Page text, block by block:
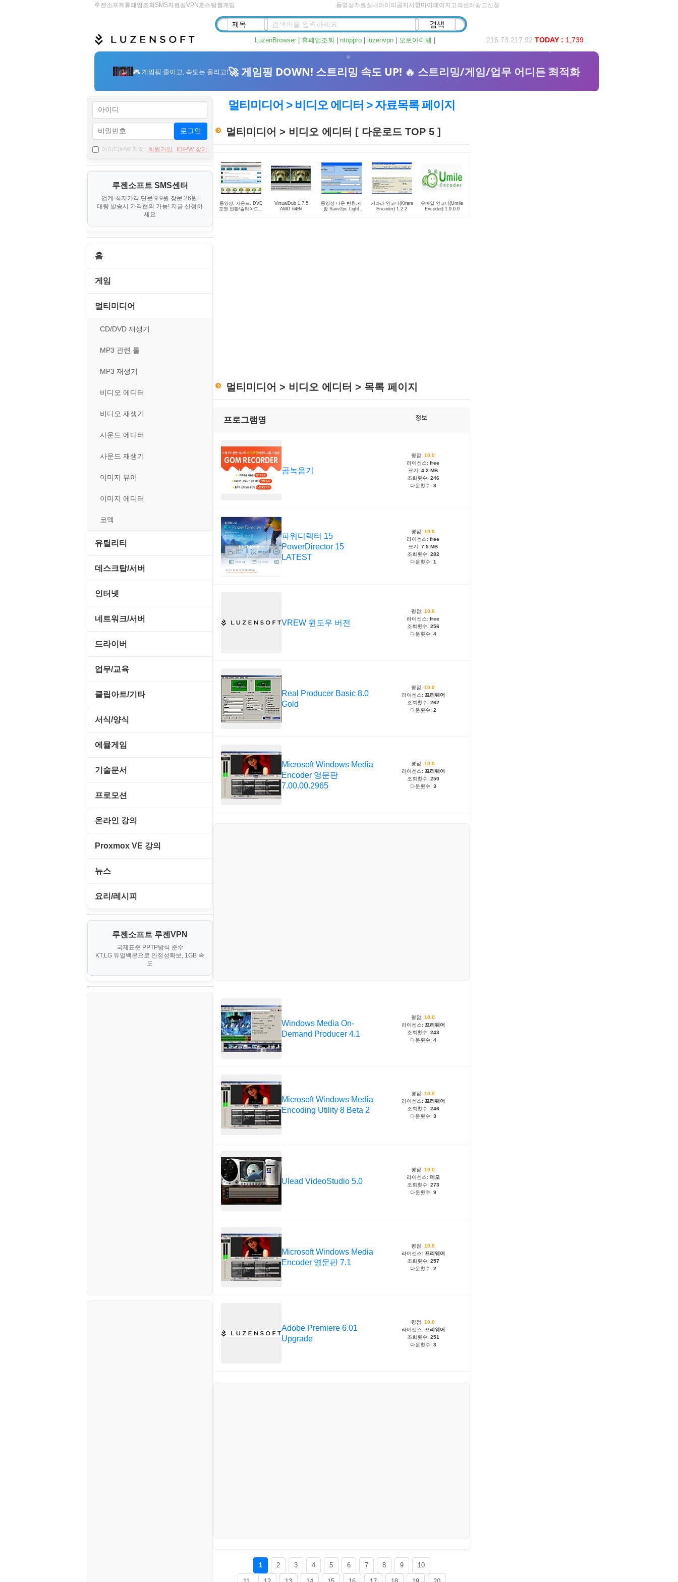
루젠소프트휴폐업조회 SMS자료실 VPN 호스팅 웹게임 동영상자료실 내아이피 공지사항마이페이지 고객센터 광고신청
LuzenBrowser| 휴폐업조회 ntoppro| luzenvpn| 오토아이템 216.73.217.92 TODAY : 1,739
로그인
아이디/PW 저장 회원가입 ID/PW 찾기
루젠소프트 SMS센터
업계 최저가격 단문 9.9원 장문 26원!
대량 발송시 가격협의 가능! 지금 신청하
세요
홈
게임
게임 관련 툴
롤플레잉/어드벤처
보드/퍼즐/카지노
스포츠/레이싱
아케이드/액션
앱플레이어
온라인게임
전략/시뮬레이션
플래시 게임
멀티미디어
CD/DVD 재생기
MP3 관련 툴
MP3 재생기
비디오 에디터
비디오 재생기
사운드 에디터
사운드 재생기
이미지 뷰어
이미지 에디터
코덱
유틸리티
CD/CDR/DVD
바이러스 백신
압축파일 관리
파일/디스크
하드웨어 관련
데스크탑/서버
Prometheus
실행기/툴바
운영체제 ISO/Image
커서/아이콘 툴
폰트관리/인쇄
인터넷
FTP/텔넷/통신
사이트 저작도구
원격도구
웹 브라우저
웹 유틸리티
네트워크/서버
FTP 서버
백오피스/.NET
웹 서버
드라이버
SCSI/IDE/USB
비디오/모니터
사운드카드
입력장치
저장장치
업무/교육
MS 오피스 관련
판매/재고/회계
프로그래밍 관련
클립아트/기타
동영상 클립
서식/양식
경찰청-감사
경찰청-범죄예방
경찰청-수사
경찰청-외국어번역본
경찰청-외사
계약서
등기소
이력서
에뮬게임
Emulator(게임실행기)
오락실게임
휴대용게임
기술문서
C#, .NET, Visual Studio
JavaScript
MacOS/맥북
MCP
MS SQL Server
프로모션
고정아이피.net
엔탑프로(NTOPPRO)
휴폐업조회
온라인 강의
PHP - 고급
부동산
Proxmox VE 강의
I. Proxmox VE 기본 환경 구축
IV. 클러스터 및 고가용성 (HA)
V. 고급 기능 및 CLI 활용
VI. 장애 조치 (Failover) 심화 시
뉴스
IT/보안
게임
경제
부동산
요리/레시피
노하우
소스/양념장
루젠소프트 루젠VPN
국제표준 PPTP방식 준수
KT,LG 듀얼백본으로 안정성확보, 1GB 속
도
멀티미디어 > 비디오 에디터 > 자료목록 페이지
멀티미디어 > 비디오 에디터 [ 다운로드 TOP 5 ]
동영상, 사운드, DVD
포맷 변환/슬라이드쇼
VirtualDub 1.7.5
AMD 64Bit
동영상 다운 변환,저
장 Save2pc Light
키라라 인코더(Kirara
Encoder) 1.2.2
유마일 인코더(Umile
Encoder) 1.9.0.0
멀티미디어 > 비디오 에디터 > 목록 페이지
프로그램명 정보
곰녹음기
평점:10.0
라이센스:free
크기:4.2 MB
조회횟수: 246
다운횟수: 3
파워디렉터 15
PowerDirector 15
LATEST
평점:10.0
라이센스:free
크기:7.5 MB
조회횟수: 282
다운횟수: 1
VREW 윈도우 버전
평점:10.0
라이센스:free
조회횟수: 256
다운횟수: 4
Real Producer Basic 8.0
Gold
평점:10.0
라이센스: 프리웨어
조회횟수: 262
다운횟수: 2
Microsoft Windows Media
Encoder 영문판
7.00.00.2965
평점:10.0
라이센스: 프리웨어
조회횟수: 250
다운횟수: 3
Windows Media On-
Demand Producer 4.1
평점:10.0
라이센스: 프리웨어
조회횟수: 243
다운횟수: 4
Microsoft Windows Media
Encoding Utility 8 Beta 2
평점:10.0
라이센스: 프리웨어
조회횟수: 246
다운횟수: 3
Ulead VideoStudio 5.0
평점:10.0
라이센스: 데모
조회횟수: 273
다운횟수: 9
Microsoft Windows Media
Encoder 영문판 7.1
평점:10.0
라이센스: 프리웨어
조회횟수: 257
다운횟수: 2
Adobe Premiere 6.01
Upgrade
평점:10.0
라이센스: 프리웨어
조회횟수: 251
다운횟수: 3
1 2 3 4 5 6 7 8 9 10